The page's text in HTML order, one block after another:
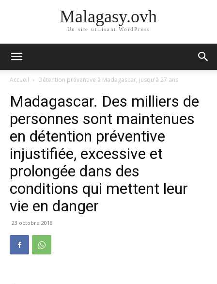
Malagasy.ovh
Un site utilisant WordPress
Accueil Détention préventive à Madagascar, jusqu'à 27 ans
Madagascar. Des milliers de
personnes sont maintenues
en détention préventive
injustifiée, excessive et
prolongée dans des
conditions qui mettent leur
vie en danger
23 octobre 2018